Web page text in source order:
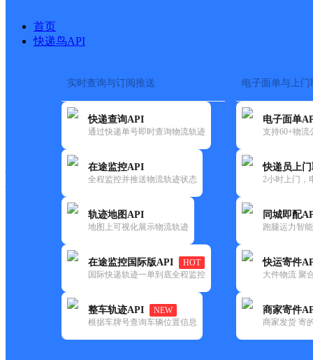
首页
快递鸟API
实时查询与订阅推送
快递查询API
通过快递单号即时查询物流轨迹
在途监控API
全程监控并推送物流轨迹状态
轨迹地图API
地图上可视化展示物流轨迹
在途监控国际版API
HOT
国际快递轨迹一单到底全程监控
整车轨迹API
NEW
根据车牌号查询车辆位置信息
电子面单与上门
电子面单
支持60+物流
快递员上
2小时上门，
同城即配
跑腿运力智
快运寄件
大件物流 聚
商家寄件
商家发货 寄
快运大全 快递时效
邮政
鸣沙山月牙泉邮政所
更新时间：2021-12-03 00:00:00